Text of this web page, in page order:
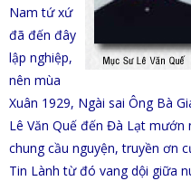
Nam tứ xứ
đã đến đây
lập nghiệp,
nên mùa
Xuân 1929, Ngài sai Ông Bà
Lê Văn Quế đến Đà Lạt
chung cầu nguyện, truyền ơn
Tin Lành từ đó vang dội giữa